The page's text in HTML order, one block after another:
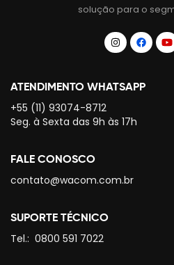
solução para o
ATENDIMENTO WHATSAPP
+55 (11) 93074-8712
Seg. à Sexta das 9h às 17h
FALE CONOSCO
contato@wacom.com.br
SUPORTE TÉCNICO
Tel.: 0800 591 7022